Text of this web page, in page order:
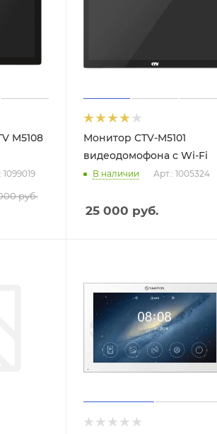
M5108
1099019
руб.
Монитор CTV-M5101
видеодомофона с Wi-Fi
В наличии Арт.: 1005324
25 000 руб.